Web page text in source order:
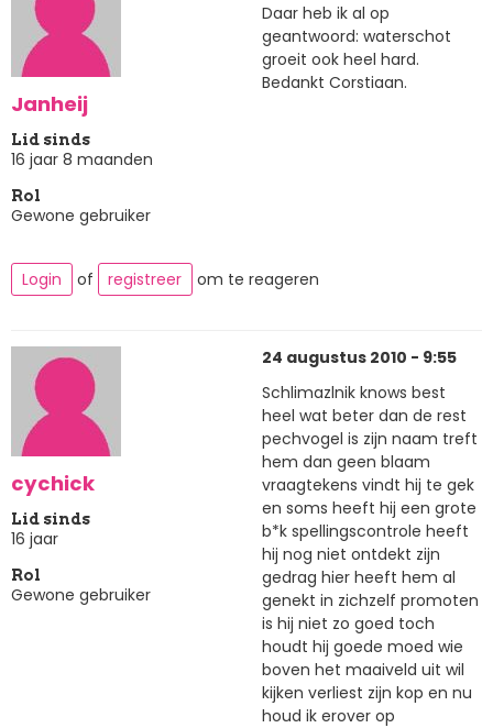
Janheij
Lid sinds
16 jaar 8 maanden
Rol
Gewone gebruiker
Daar heb ik al op
geantwoord: waterschot
groeit ook heel hard.
Bedankt Corstiaan.
Login of registreer om te reageren
cychick
Lid sinds
16 jaar
Rol
Gewone gebruiker
24 augustus 2010 - 9:55
Schlimazlnik knows best
heel wat beter dan de rest
pechvogel is zijn naam treft
hem dan geen blaam
vraagtekens vindt hij te gek
en soms heeft hij een grote
b*k spellingscontrole heeft
hij nog niet ontdekt zijn
gedrag hier heeft hem al
genekt in zichzelf promoten
is hij niet zo goed toch
houdt hij goede moed wie
boven het maaiveld uit wil
kijken verliest zijn kop en nu
houd ik erover op